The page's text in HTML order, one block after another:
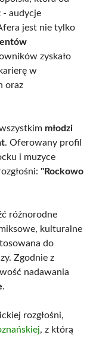
- audycje
jest nie tylko
zyskało
w
oraz
młodzi
. Oferowany profil
i muzyce
"Rockowo
różnorodne
kulturalne
do
Zgodnie z
nadawania
.
rozgłośni,
, z którą